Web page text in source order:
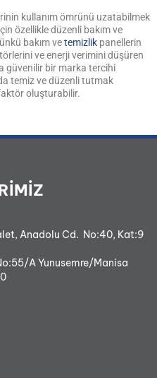
kullanım ömrünü uzatabilmek
özellikle düzenli bakım ve
bakım vetemizlik panellerin
ve enerji verimini düşüren
güvenilir bir marka tercihi
temiz ve düzenli tutmak
oluşturabilir.
Anadolu Cd. No:40, Kat:9
A Yunusemre/Manisa